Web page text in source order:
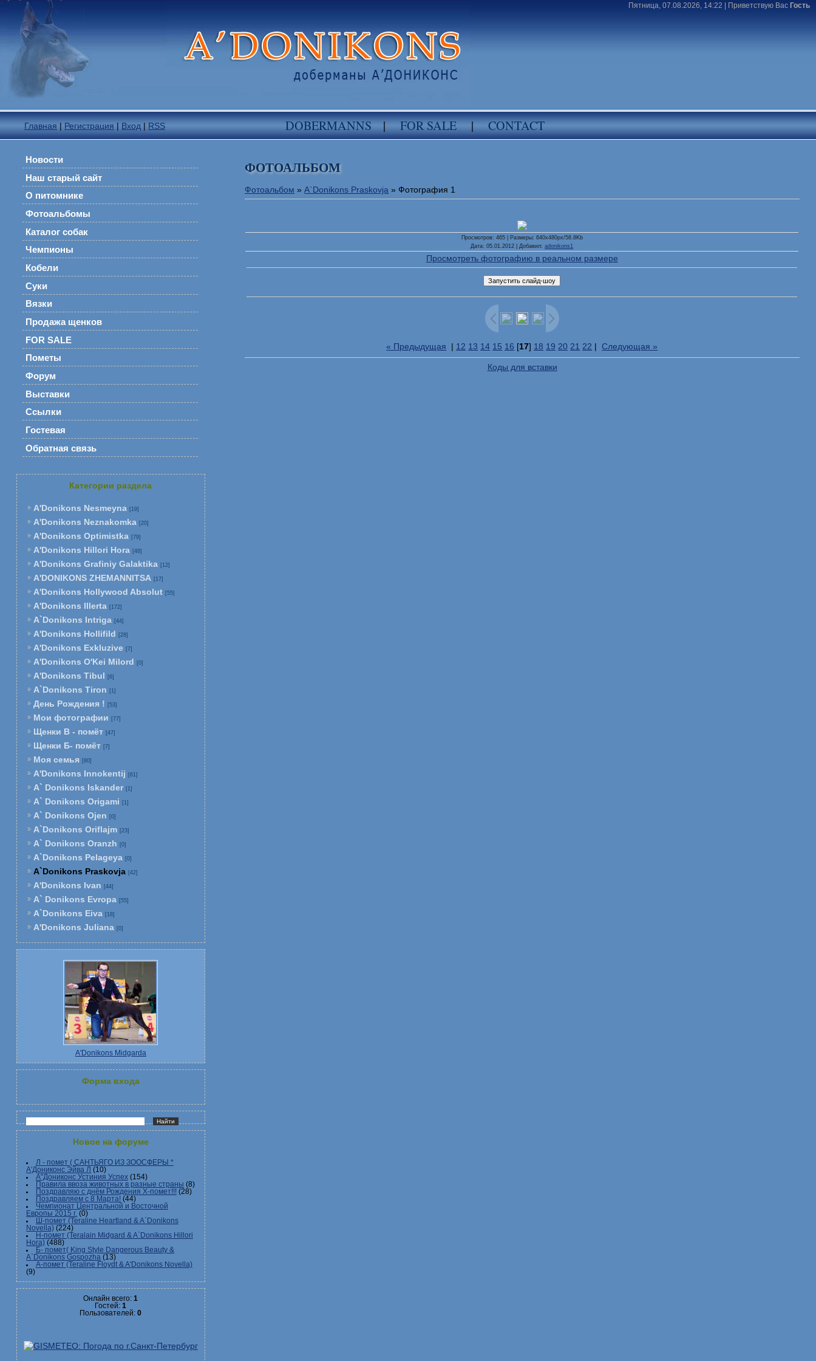
Пятница, 07.08.2026, 14:22 | Приветствую Вас Гость
Главная | Регистрация | Вход | RSS DOBERMANNS|FOR SALE|CONTACT
Новости
Наш старый сайт
О питомнике
Фотоальбомы
Каталог собак
Чемпионы
Кобели
Суки
Вязки
Продажа щенков
FOR SALE
Пометы
Форум
Выставки
Ссылки
Гостевая
Обратная связь
Категории раздела
A'Donikons Nesmeyna [19]
A'Donikons Neznakomka [20]
A'Donikons Optimistka [79]
A'Donikons Hillori Hora [48]
A'Donikons Grafiniy Galaktika [12]
A'DONIKONS ZHEMANNITSA [17]
A'Donikons Hollywood Absolut [55]
A'Donikons Illerta [172]
A`Donikons Intriga [44]
A'Donikons Hollifild [28]
A'Donikons Exkluzive [7]
A'Donikons O'Kei Milord [0]
A'Donikons Tibul [6]
A`Donikons Tiron [1]
День Рождения ! [53]
Мои фотографии [77]
Щенки В - помёт [47]
Щенки Б- помёт [7]
Моя семья [80]
A'Donikons Innokentij [61]
A` Donikons Iskander [1]
A` Donikons Origami [1]
A` Donikons Ojen [0]
A`Donikons Oriflajm [23]
A` Donikons Oranzh [0]
A`Donikons Pelageya [0]
A`Donikons Praskovja [42]
A'Donikons Ivan [44]
A` Donikons Evropa [55]
A`Donikons Eiva [18]
A'Donikons Juliana [0]
A'Donikons Midgarda
Форма входа
Новое на форуме
Л - помет ( САНТЬЯГО ИЗ ЗООСФЕРЫ *
А'Дониконс Эйва Л (10)
А"Дониконс Устиния Успех (154)
Правила ввоза животных в разные страны (8)
Поздравляю с днём Рождения Х-помет!!! (28)
Поздравляем с 8 Марта! (44)
Чемпионат Центральной и Восточной
Европы 2015 г. (0)
Ш-помет (Teraline Heartland & A`Donikons
Novella) (224)
Н-помет (Teralain Midgard & A`Donikons Hillori
Hora) (488)
Б- помет( King Style Dangerous Beauty &
A`Donikons Gospozha (13)
А-помет (Teraline Floydt & A'Donikons Novella)
(9)
Онлайн всего:1
Гостей:1
Пользователей:0
ФОТОАЛЬБОМ
Фотоальбом »A`Donikons Praskovja » Фотография 1
Просмотров: 465 | Размеры: 640x480px/58.8Kb
Дата: 05.01.2012 | Добавил:adonikons1
Просмотреть фотографию в реальном размере
« Предыдущая | 12 13 14 15 16 [17] 18 19 20 21 22 |Следующая »
Коды для вставки